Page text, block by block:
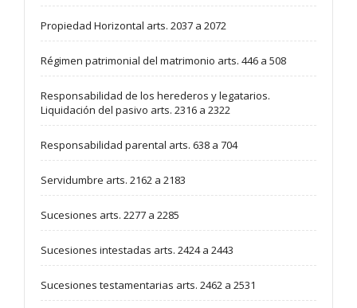
Propiedad Horizontal arts. 2037 a 2072
Régimen patrimonial del matrimonio arts. 446 a 508
Responsabilidad de los herederos y legatarios.
Liquidación del pasivo arts. 2316 a 2322
Responsabilidad parental arts. 638 a 704
Servidumbre arts. 2162 a 2183
Sucesiones arts. 2277 a 2285
Sucesiones intestadas arts. 2424 a 2443
Sucesiones testamentarias arts. 2462 a 2531